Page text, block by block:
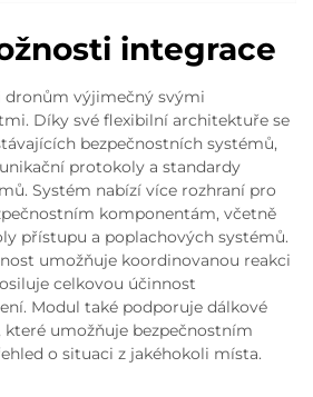
integrace
výjimečný svými
Díky své flexibilní architektuře se
bezpečnostních systémů,
protokoly a standardy
Systém nabízí více rozhraní pro
komponentám, včetně
přístupu a poplachových systémů.
umožňuje koordinovanou reakci
celkovou účinnost
Modul také podporuje dálkové
umožňuje bezpečnostním
o situaci z jakéhokoli místa.